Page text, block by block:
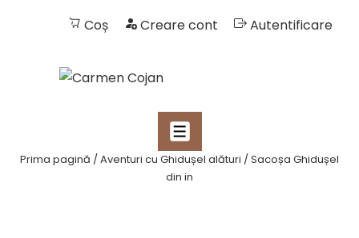
Coș Creare cont Autentificare
NAVIGARE
PRIMARĂ
MENIU
Prima pagină /Aventuri cu Ghidușel alături / Sacoșa Ghidușel
din in